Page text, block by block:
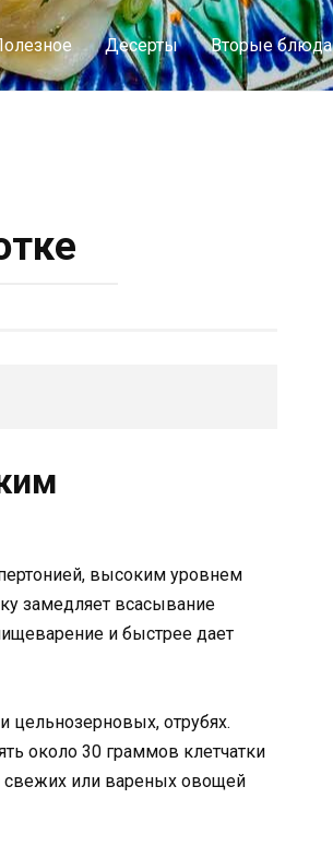
Десерты Вторые блюда
высоким уровнем
замедляет всасывание
и быстрее дает
цельнозерновых, отрубях.
около 30 граммов клетчатки
свежих или вареных овощей